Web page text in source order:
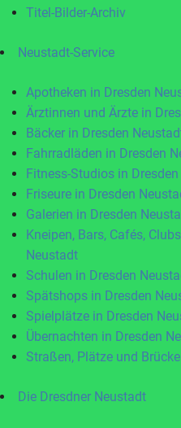
Titel-Bilder-Archiv
Neustadt-Service
Apotheken in Dresden
Ärztinnen und Ärzte in
Bäcker in Dresden
Fahrradläden in Dresden
Fitness-Studios in
Friseure in Dresden
Galerien in Dresden
Kneipen, Bars, Cafés,
Neustadt
Schulen in Dresden
Spätshops in Dresden
Spielplätze in Dresden
Übernachten in Dresden
Straßen, Plätze und
Die Dresdner Neustadt